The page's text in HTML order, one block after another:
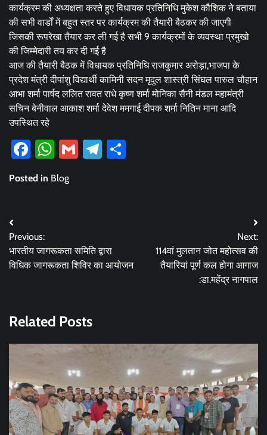
कार्यक्रम की अध्यक्षता करते हुए विधायक प्रतिनिधि मुकेश कौशिक ने बताया
की सभी वार्डों में बहुत स्तर पर कार्यक्रम की तैयारी बैठकर की जाएगी
जिसकी रूपरेखा तैयार कर ली गई है सभी 9 कार्यक्रमों के व्यवस्था प्रमुखो
की जिम्मेदारी तय कर दी गई है
आज की तैयारी बैठक में विधायक प्रतिनिधि राजकुमार अरोड़ा,भाजपा के
प्रदेश मंत्री दीपांशु विद्यार्थी कामिनी सदन मृदुल शास्त्री सिंघल पारुल चौहान
आभा शर्मा पार्षद ललित रावत राधे कृष्ण शर्मा मोनिका सैनी मंडल महामंत्री
सचिन बेनीवाल आकाश शर्मा देवेश ममगाई दीपक शर्मा नितिन माना आदि
उपस्थित रहे
Facebook
WhatsApp
GmailTelegram
Posted in Blog
Post
navigation
Previous:
भारतीय जागरूकता समिति द्वारा
विधिक जागरूकता शिविर का आयोजन
Next:
114वां मुलतान जोत महोत्सव की
तैयारियां पूर्ण कल होगा आगाज
:डा.महेंद्र नागपाल
Related Posts